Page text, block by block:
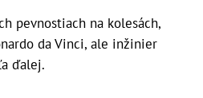
pevnostiach na kolesách,
da Vinci, ale inžinier
ďalej.